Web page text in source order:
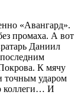
«Авангард».
промаха. А вот
Даниил
К мячу
точным ударом
коллеги… И